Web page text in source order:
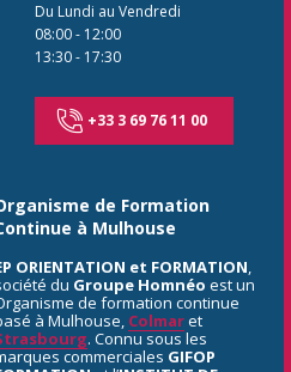
Du Lundi au Vendredi
08:00- 12:00
13:30- 17:30
+33 3 69 76 11 00
de Formation
à Mulhouse
ORIENTATION et FORMATION,
du Groupe Homnéo est un
de formation continue
à Mulhouse, Colmaret
. Connu sous les
commerciales GIFOP